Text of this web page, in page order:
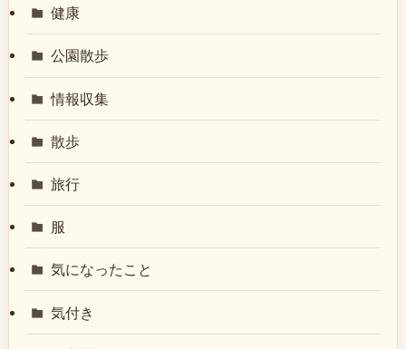
健康
公園散歩
情報収集
散歩
旅行
服
気になったこと
気付き